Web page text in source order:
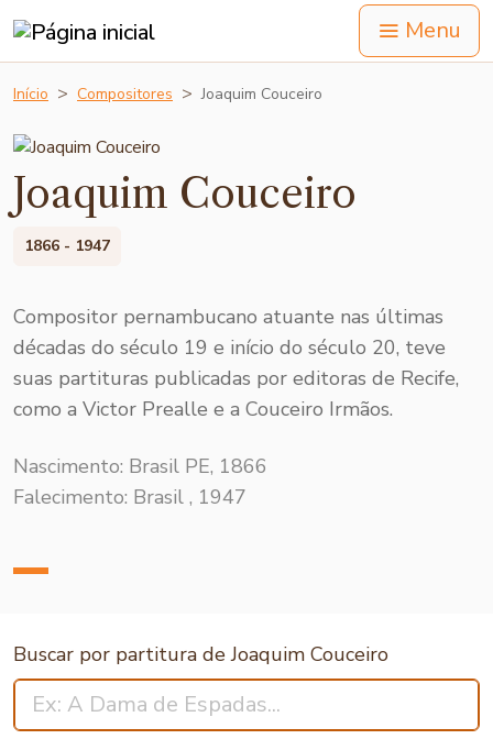
Menu
Início Compositores Joaquim Couceiro
Joaquim Couceiro
1866 - 1947
Compositor pernambucano atuante nas últimas
décadas do século 19 e início do século 20, teve
suas partituras publicadas por editoras de Recife,
como a Victor Prealle e a Couceiro Irmãos.
Nascimento: Brasil PE, 1866
Falecimento: Brasil , 1947
Buscar por partitura de Joaquim Couceiro